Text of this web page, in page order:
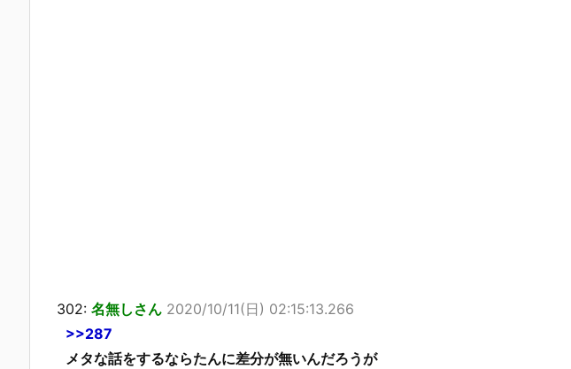
302: 名無しさん 2020/10/11(日) 02:15:13.266
>>287
メタな話をするならたんに差分が無いんだろうが